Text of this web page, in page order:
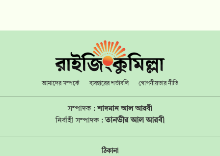
আমাদের সম্পর্কে ব্যবহারের শর্তাবলি গোপনীয়তার নীতি
সম্পাদক :শাদমান আল আরবী
নির্বাহী সম্পাদক : তানভীর আল আরবী
ঠিকানা